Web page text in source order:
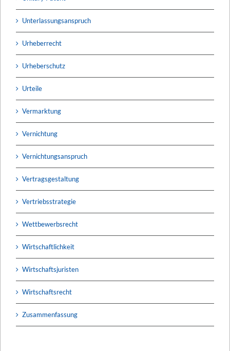
Unterlassungsanspruch
Urheberrecht
Urheberschutz
Urteile
Vermarktung
Vernichtung
Vernichtungsanspruch
Vertragsgestaltung
Vertriebsstrategie
Wettbewerbsrecht
Wirtschaftlichkeit
Wirtschaftsjuristen
Wirtschaftsrecht
Zusammenfassung